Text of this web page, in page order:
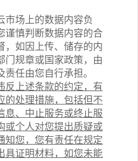
市场 上的数据内容负
谨慎判断数据内容的合
，如因上传、储存的内
门规章或国家政策，由
任由您自行承担。
反上述条款的约定，有
的处理措施，包括但不
息、中止服务或终止服
或个人对您提出质疑或
知您，您有责任在规定
具证明材料，如您未能